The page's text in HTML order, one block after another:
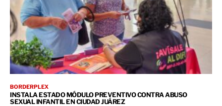
BORDERPLEX
INSTALA ESTADO MÓDULO PREVENTIVO CONTRA ABUSO
SEXUAL INFANTIL EN CIUDAD JUÁREZ